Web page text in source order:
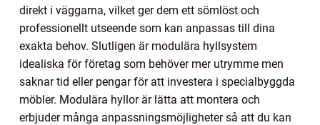
direkt i väggarna, vilket ger dem ett sömlöst och
professionellt utseende som kan anpassas till dina
exakta behov. Slutligen är modulära hyllsystem
idealiska för företag som behöver mer utrymme men
saknar tid eller pengar för att investera i specialbyggda
möbler. Modulära hyllor är lätta att montera och
erbjuder många anpassningsmöjligheter så att du kan